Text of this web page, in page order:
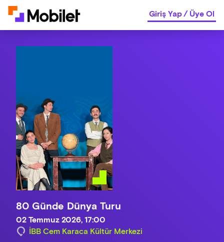
Giriş Yap/Üye Ol
80 Günde Dünya Turu
02 Temmuz 2026, 17:00
İBB Cem Karaca Kültür Merkezi